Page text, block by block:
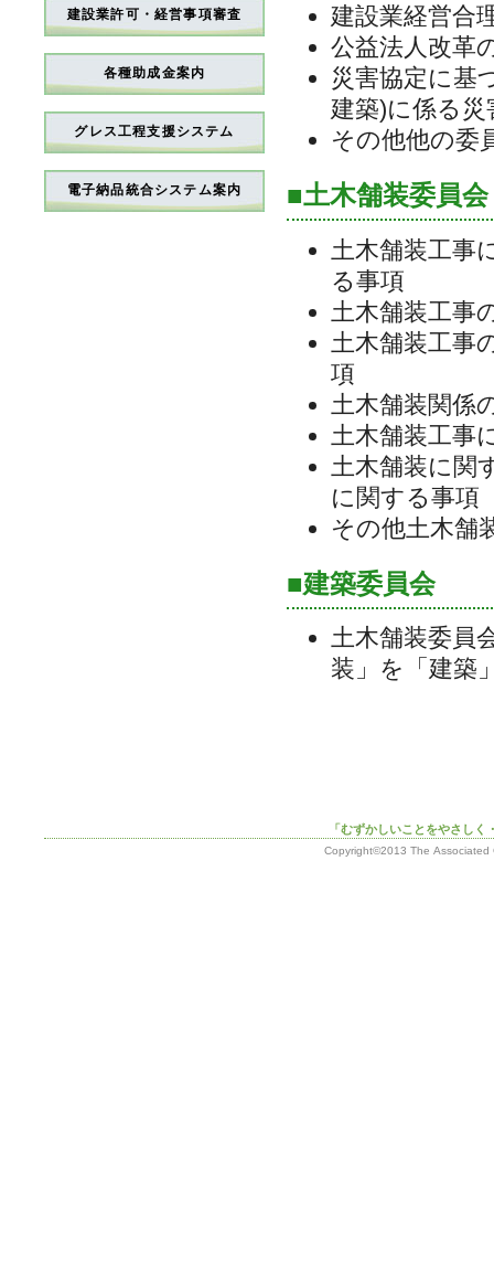
建設業許可・経営事項審査
各種助成金案内
グレス工程支援システム
電子納品統合システム案内
建設業経営合
公益法人改革
災害協定に基
建築)に係る災
その他他の委
■土木舗装委員会
土木舗装工事
る事項
土木舗装工事
土木舗装工事
項
土木舗装関係
土木舗装工事
土木舗装に関
に関する事項
その他土木舗
■建築委員会
土木舗装委員
装」を「建築
「むずかしいことをやさし
Copyright©2013 The Associated